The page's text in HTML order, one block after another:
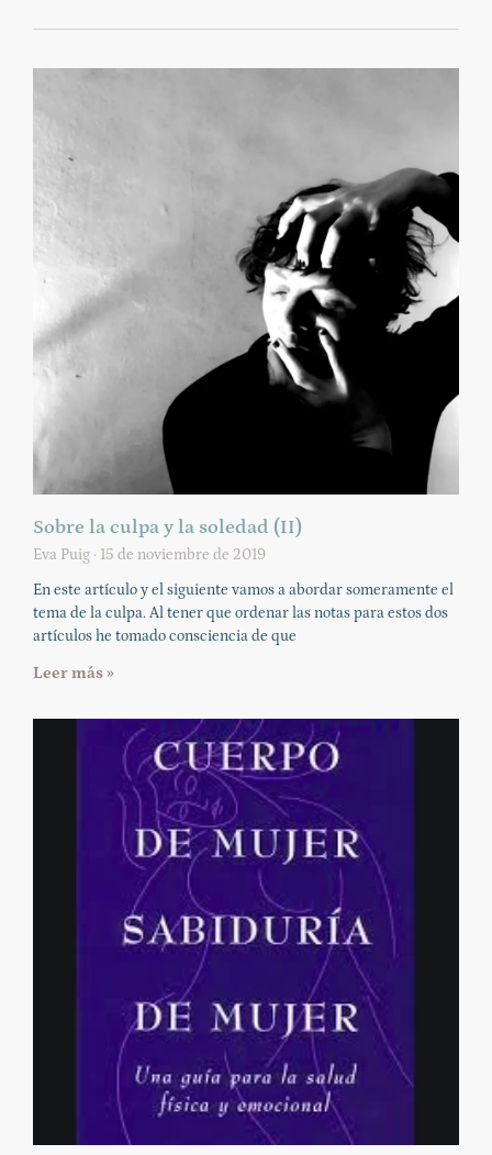
Sobre la culpa y la soledad (II)
Eva Puig
15 de noviembre de 2019
En este artículo y el siguiente vamos a abordar someramente el
tema de la culpa. Al tener que ordenar las notas para estos dos
artículos he tomado consciencia de que
Leer más »